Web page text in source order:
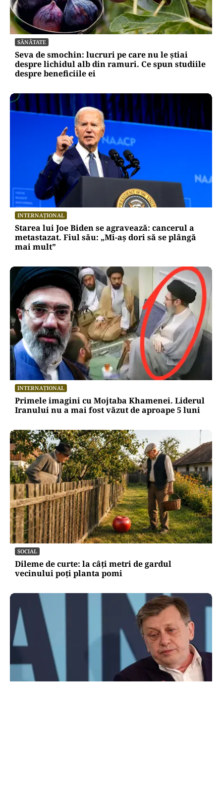
SĂNĂTATE
Seva de smochin: lucruri pe care nu le știai
despre lichidul alb din ramuri. Ce spun studiile
despre beneficiile ei
INTERNAȚIONAL
Starea lui Joe Biden se agravează: cancerul a
metastazat. Fiul său: „Mi-aș dori să se plângă
mai mult”
INTERNAȚIONAL
Primele imagini cu Mojtaba Khamenei. Liderul
Iranului nu a mai fost văzut de aproape 5 luni
SOCIAL
Dileme de curte: la câți metri de gardul
vecinului poți planta pomi